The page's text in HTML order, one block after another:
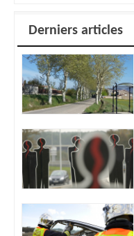
Derniers articles